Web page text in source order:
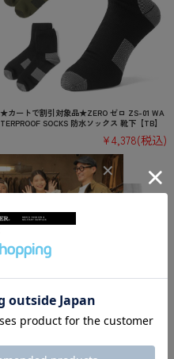
★カートで割引対象品★ZERO ゼロ ZS-01 WA
TERPROOF SOCKS 防水ソックス 靴下【TB】
¥4,378(税込)